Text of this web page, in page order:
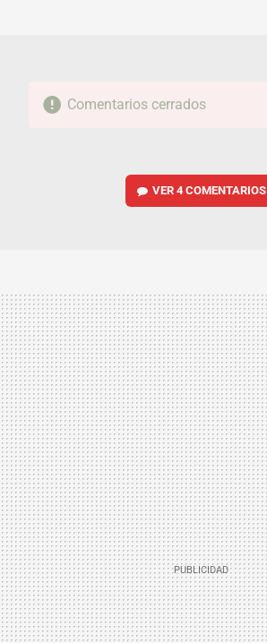
Comentarios cerrados
VER4 COMENTARIOS